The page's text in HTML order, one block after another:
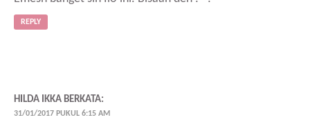
REPLY
HILDA IKKA BERKATA:
31/01/2017 PUKUL 6:15 AM